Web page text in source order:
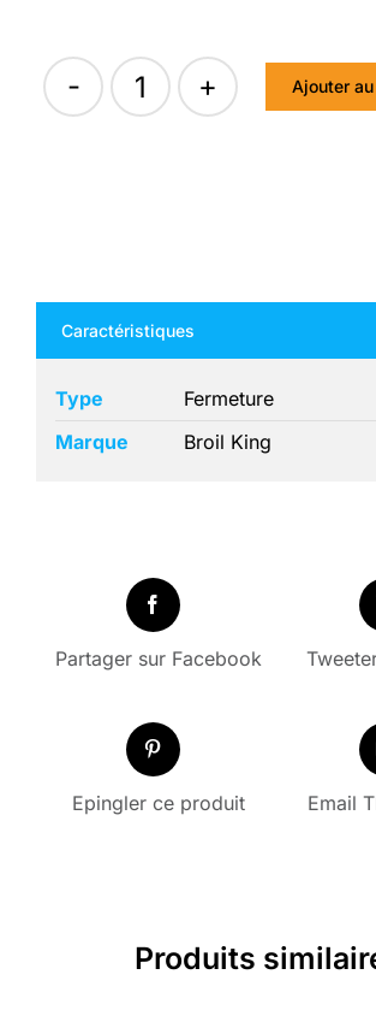
quantité
AGENT
D'HIVERNEMENT
Ajouter
Caractéristiques
Type
Fermeture
Marque
Broil King
Partager sur Facebook
Epingler ce produit Email
Produits